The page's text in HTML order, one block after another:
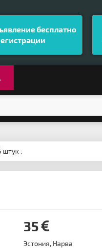
бесплатно
штук .
35
Эстония, Нарва